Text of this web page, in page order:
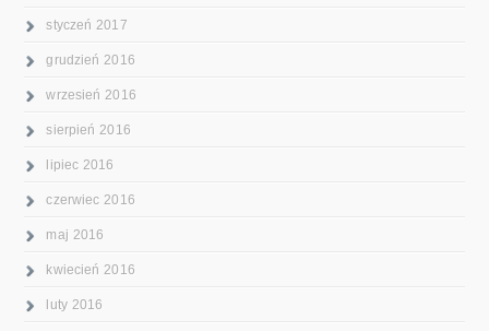
styczeń 2017
grudzień 2016
wrzesień 2016
sierpień 2016
lipiec 2016
czerwiec 2016
maj 2016
kwiecień 2016
luty 2016